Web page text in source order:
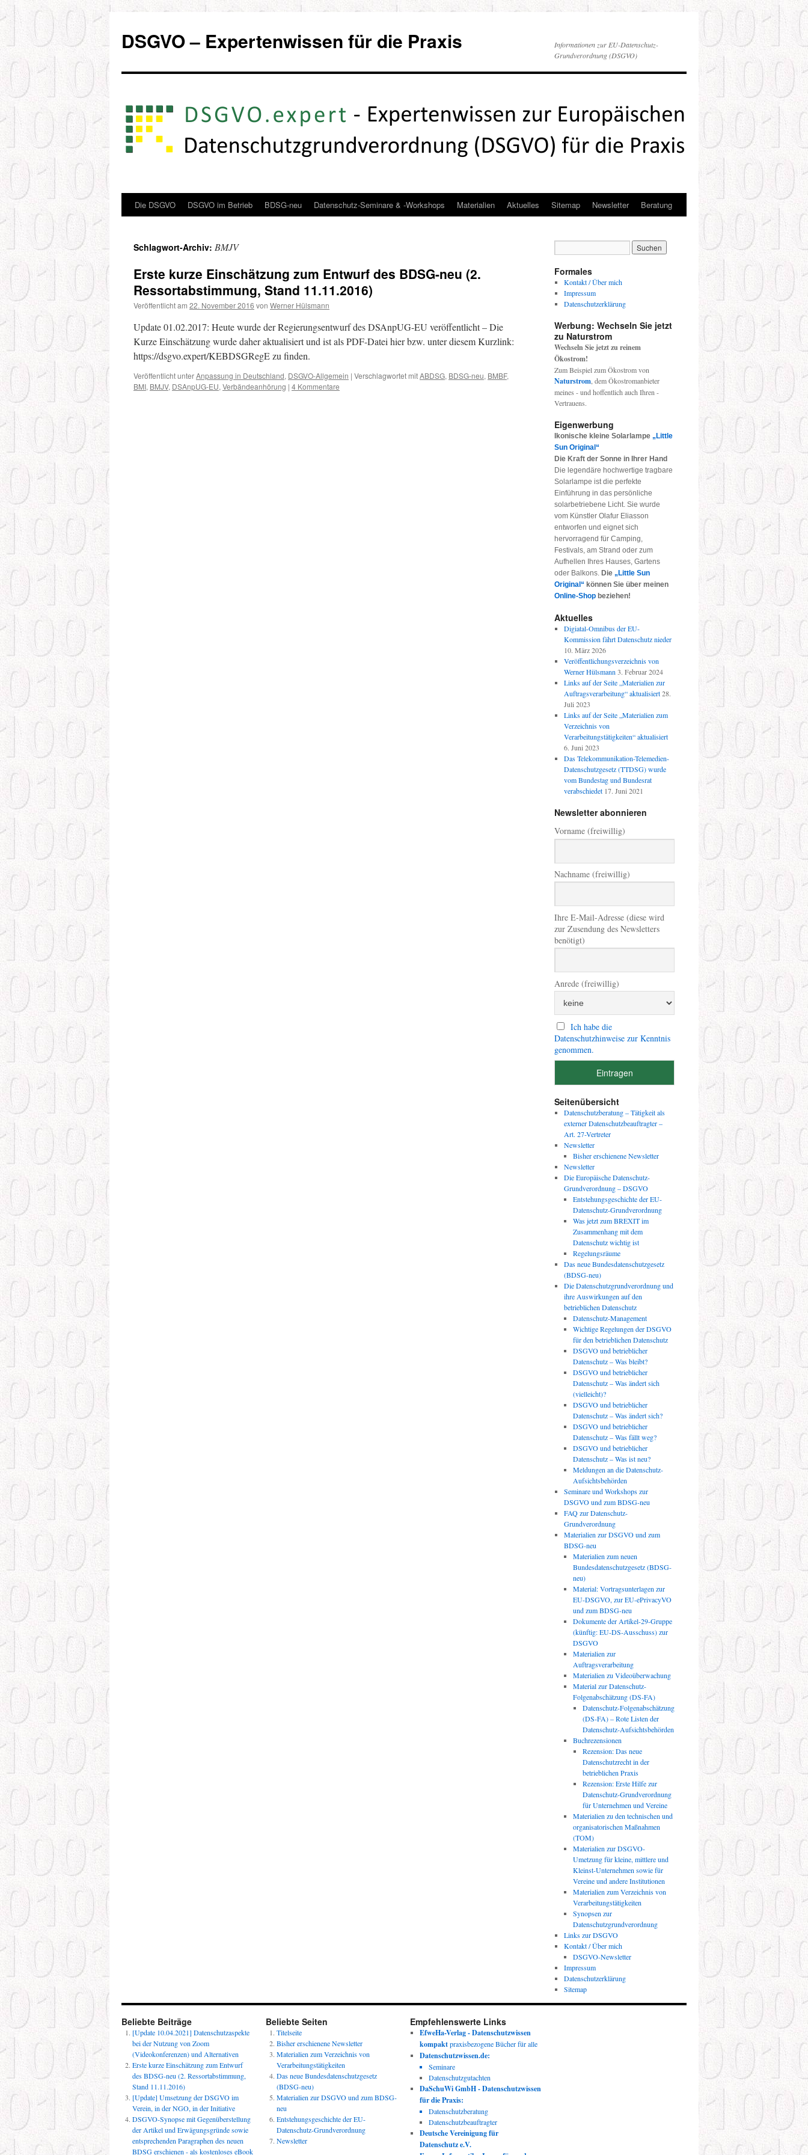
springen
DSGVO – Expertenwissen für die Praxis
Informationen zur EU-Datenschutz-
Grundverordnung (DSGVO)
Die DSGVO DSGVO im Betrieb BDSG-neu Datenschutz-Seminare & -Workshops Materialien Aktuelles Sitemap Newsletter Beratung
Schlagwort-Archiv: BMJV
Erste kurze Einschätzung zum Entwurf des BDSG-neu (2.
Ressortabstimmung, Stand 11.11.2016)
Veröffentlicht am 22. November 2016 von Werner Hülsmann
Update 01.02.2017: Heute wurde der Regierungsentwurf des DSAnpUG-EU veröffentlicht – Die
Kurze Einschätzung wurde daher aktualisiert und ist als PDF-Datei hier bzw. unter diesem Kurzlink:
https://dsgvo.expert/KEBDSGRegE zu finden.
Veröffentlicht unterAnpassung in Deutschland, DSGVO-Allgemein | Verschlagwortet mitABDSG, BDSG-neu, BMBF,
BMI, BMJV, DSAnpUG-EU, Verbändeanhörung | 4 Kommentare
Formales
Kontakt / Über mich
Impressum
Datenschutzerklärung
Werbung: Wechseln Sie jetzt
zu Naturstrom
Wechseln Sie jetzt zu reinem
Ökostrom!
Zum Beispiel zum Ökostrom von
Naturstrom , dem Ökostromanbieter
meines - und hoffentlich auch Ihren -
Vertrauens.
Eigenwerbung
Ikonische kleine Solarlampe „Little
Sun Original“
Die Kraft der Sonne in Ihrer Hand
Die legendäre hochwertige tragbare
Solarlampe ist die perfekte
Einführung in das persönliche
solarbetriebene Licht. Sie wurde
vom Künstler Olafur Eliasson
entworfen und eignet sich
hervorragend für Camping,
Festivals, am Strand oder zum
Aufhellen Ihres Hauses, Gartens
oder Balkons. Die „Little Sun
Original“ können Sie über meinen
Online-Shop beziehen!
Aktuelles
Digiatal-Omnibus der EU-
Kommission fährt Datenschutz nieder
10. März 2026
Veröffentlichungsverzeichnis von
Werner Hülsmann 3. Februar 2024
Links auf der Seite „Materialien zur
Auftragsverarbeitung“ aktualisiert 28.
Juli 2023
Links auf der Seite „Materialien zum
Verzeichnis von
Verarbeitungstätigkeiten“ aktualisiert
6. Juni 2023
Das Telekommunikation-Telemedien-
Datenschutzgesetz (TTDSG) wurde
vom Bundestag und Bundesrat
verabschiedet 17. Juni 2021
Newsletter abonnieren
Vorname (freiwillig)
Nachname (freiwillig)
Ihre E-Mail-Adresse (diese wird
zur Zusendung des Newsletters
benötigt)
Anrede (freiwillig)
Ich habe die
Datenschutzhinweise zur Kenntnis
genommen.
Seitenübersicht
Datenschutzberatung – Tätigkeit als
externer Datenschutzbeauftragter –
Art. 27-Vertreter
Newsletter
Bisher erschienene Newsletter
Newsletter
Die Europäische Datenschutz-
Grundverordnung – DSGVO
Entstehungsgeschichte der EU-
Datenschutz-Grundverordnung
Was jetzt zum BREXIT im
Zusammenhang mit dem
Datenschutz wichtig ist
Regelungsräume
Das neue Bundesdatenschutzgesetz
(BDSG-neu)
Die Datenschutzgrundverordnung und
ihre Auswirkungen auf den
betrieblichen Datenschutz
Datenschutz-Management
Wichtige Regelungen der DSGVO
für den betrieblichen Datenschutz
DSGVO und betrieblicher
Datenschutz – Was bleibt?
DSGVO und betrieblicher
Datenschutz – Was ändert sich
(vielleicht)?
DSGVO und betrieblicher
Datenschutz – Was ändert sich?
DSGVO und betrieblicher
Datenschutz – Was fällt weg?
DSGVO und betrieblicher
Datenschutz – Was ist neu?
Meldungen an die Datenschutz-
Aufsichtsbehörden
Seminare und Workshops zur
DSGVO und zum BDSG-neu
FAQ zur Datenschutz-
Grundverordnung
Materialien zur DSGVO und zum
BDSG-neu
Materialien zum neuen
Bundesdatenschutzgesetz (BDSG-
neu)
Material: Vortragsunterlagen zur
EU-DSGVO, zur EU-ePrivacyVO
und zum BDSG-neu
Dokumente der Artikel-29-Gruppe
(künftig: EU-DS-Ausschuss) zur
DSGVO
Materialien zur
Auftragsverarbeitung
Materialien zu Videoüberwachung
Material zur Datenschutz-
Folgenabschätzung (DS-FA)
Datenschutz-Folgenabschätzung
(DS-FA) – Rote Listen der
Datenschutz-Aufsichtsbehörden
Buchrezensionen
Rezension: Das neue
Datenschutzrecht in der
betrieblichen Praxis
Rezension: Erste Hilfe zur
Datenschutz-Grundverordnung
für Unternehmen und Vereine
Materialien zu den technischen und
organisatorischen Maßnahmen
(TOM)
Materialien zur DSGVO-
Umetzung für kleine, mittlere und
Kleinst-Unternehmen sowie für
Vereine und andere Institutionen
Materialien zum Verzeichnis von
Verarbeitungstätigkeiten
Synopsen zur
Datenschutzgrundverordnung
Links zur DSGVO
Kontakt / Über mich
DSGVO-Newsletter
Impressum
Datenschutzerklärung
Sitemap
Beliebte Beiträge
[Update 10.04.2021] Datenschutzaspekte
bei der Nutzung von Zoom
(Videokonferenzen) und Alternativen
Erste kurze Einschätzung zum Entwurf
des BDSG-neu (2. Ressortabstimmung,
Stand 11.11.2016)
[Update] Umsetzung der DSGVO im
Verein, in der NGO, in der Initiative
DSGVO-Synopse mit Gegenüberstellung
der Artikel und Erwägungsgründe sowie
entsprechenden Paragraphen des neuen
BDSG erschienen - als kostenloses eBook
Beliebte Seiten
Titelseite
Bisher erschienene Newsletter
Materialien zum Verzeichnis von
Verarbeitungstätigkeiten
Das neue Bundesdatenschutzgesetz
(BDSG-neu)
Materialien zur DSGVO und zum BDSG-
neu
Entstehungsgeschichte der EU-
Datenschutz-Grundverordnung
Newsletter
Empfehlenswerte Links
EfweHa-Verlag - Datenschutzwissen
kompaktpraxisbezogene Bücher für alle
Datenschutzwissen.de:
Seminare
Datenschutzgutachten
DaSchuWi GmbH - Datenschutzwissen
für die Praxis:
Datenschutzberatung
Datenschutzbeauftragter
Deutsche Vereinigung für
Datenschutz e.V.